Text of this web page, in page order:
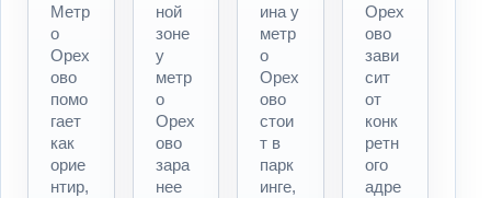
Метр
о
Орех
ово
помо
гает
как
орие
нтир,
ной
зоне
у
метр
о
Орех
ово
зара
нее
ина у
метр
о
Орех
ово
стои
т в
парк
инге,
Орех
ово
зави
сит
от
конк
ретн
ого
адре